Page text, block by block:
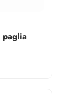
paglia